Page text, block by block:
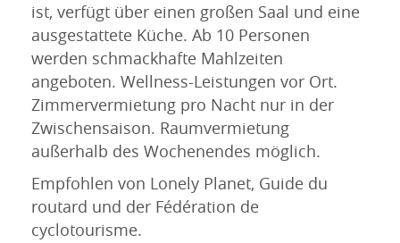
ist, verfügt über einen großen Saal und eine
ausgestattete Küche. Ab 10 Personen
werden schmackhafte Mahlzeiten
angeboten. Wellness-Leistungen vor Ort.
Zimmervermietung pro Nacht nur in der
Zwischensaison. Raumvermietung
außerhalb des Wochenendes möglich.
Empfohlen von Lonely Planet, Guide du
routard und der Fédération de
cyclotourisme.